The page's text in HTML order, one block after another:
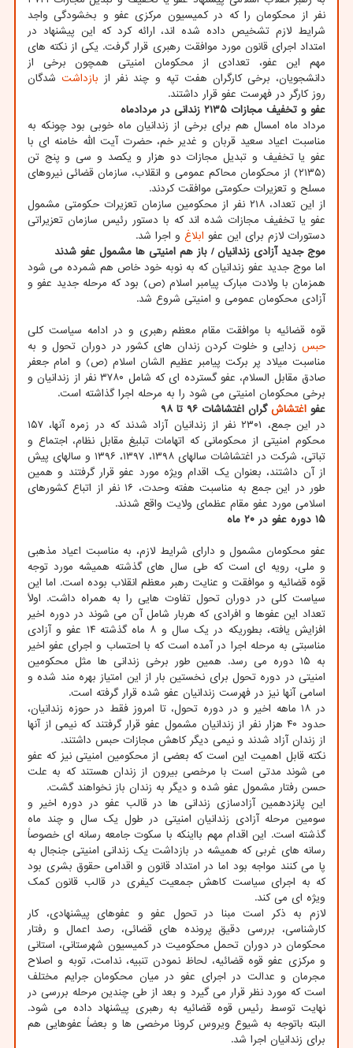
نفر از محکومان را که در کمیسیون مرکزی عفو و بخشودگی واجد
شرایط لازم تشخیص داده شده اند، ارائه کرد که این پیشنهاد در
امتداد اجرای قانون مورد موافقت رهبری قرار گرفت. یکی از نکته های
مهم این عفو، تعدادی از محکومان امنیتی همچون برخی از
دانشجویان، برخی کارگران هفت تپه و چند نفر از بازداشتشدگان
روز کارگر در فهرست عفو قرار داشتند.
عفو و تخفیف مجازات ۲۱۳۵ زندانی در مردادماه
مرداد ماه امسال هم برای برخی از زندانیان ماه خوبی بود چونکه به
مناسبت اعیاد سعید قربان و غدیر خم، حضرت آیت الله خامنه ای با
عفو یا تخفیف و تبدیل مجازات دو هزار و یکصد و سی و پنج تن
(۲۱۳۵) از محکومان محاکم عمومی و انقلاب، سازمان قضائی نیروهای
مسلح و تعزیرات حکومتی موافقت کردند.
از این تعداد، ۲۱۸ نفر از محکومین سازمان تعزیرات حکومتی مشمول
عفو یا تخفیف مجازات شده اند که با دستور رئیس سازمان تعزیراتی
دستورات لازم برای این عفو ابلاغ و اجرا شد.
موج جدید آزادی زندانیان / ‏‏باز هم امنیتی ها مشمول عفو شدند
اما موج جدید عفو زندانیان که به نوبه خود خاص هم شمرده می شود
همزمان با ولادت مبارک پیامبر اسلام (ص) بود که مرحله جدید عفو و
آزادی محکومان عمومی و امنیتی شروع شد.
قوه قضائیه با موافقت مقام معظم رهبری و در ادامه سیاست کلی
حبس زدایی و خلوت کردن زندان های کشور در دوران تحول و به
مناسبت میلاد پر برکت پیامبر عظیم الشان اسلام (ص) و امام جعفر
صادق مقابل السلام، عفو گسترده ای که شامل ۳۷۸۰ نفر از زندانیان و
برخی محکومان امنیتی می شود را به مرحله اجرا گذاشته است.
عفو اغتشاش گران اغتشاشات ۹۶ تا ۹۸
در این جمع، ۲۳۰۱ نفر از زندانیان آزاد شدند که در زمره آنها، ۱۵۷
محکوم امنیتی از محکومانی که اتهامات تبلیغ مقابل نظام، اجتماع و
تباتی، شرکت در اغتشاشات سالهای ۱۳۹۸، ۱۳۹۷، ۱۳۹۶ و سالهای پیش
از آن داشتند، بعنوان یک اقدام ویژه مورد عفو قرار گرفتند و همین
طور در این جمع به مناسبت هفته وحدت، ۱۶ نفر از اتباع کشورهای
اسلامی مورد عفو مقام عظمای ولایت واقع شدند.
۱۵ دوره عفو در ۲۰ ماه
عفو محکومان مشمول و دارای شرایط لازم، به مناسبت اعیاد مذهبی
و ملی، رویه ای است که طی سال های گذشته همیشه مورد توجه
قوه قضائیه و موافقت و عنایت رهبر معظم انقلاب بوده است. اما این
سیاست کلی در دوران تحول تفاوت هایی را به همراه داشت. اولاً
تعداد این عفوها و افرادی که هربار شامل آن می شوند در دوره اخیر
افزایش یافته، بطوریکه در یک سال و ۸ ماه گذشته ۱۴ عفو و آزادی
مناسبتی به مرحله اجرا در آمده است که با احتساب و اجرای عفو اخیر
به ۱۵ دوره می رسد. همین طور برخی زندانی ها مثل محکومین
امنیتی در دوره تحول برای نخستین بار از این امتیاز بهره مند شده و
اسامی آنها نیز در فهرست زندانیان عفو شده قرار گرفته است.
در ۱۸ ماهه اخیر و در دوره تحول، تا امروز فقط در حوزه زندانیان،
حدود ۴۰ هزار نفر از زندانیان مشمول عفو قرار گرفتند که نیمی از آنها
از زندان آزاد شدند و نیمی دیگر کاهش مجازات حبس داشتند.
نکته قابل اهمیت این است که بعضی از محکومین امنیتی نیز که عفو
می شوند مدتی است با مرخصی بیرون از زندان هستند که به علت
حسن رفتار مشمول عفو شده و دیگر به زندان باز نخواهند گشت.
این پانزدهمین آزادسازی زندانی ها در قالب عفو در دوره اخیر و
سومین مرحله آزادی زندانیان امنیتی در طول یک سال و چند ماه
گذشته است. این اقدام مهم بااینکه با سکوت جامعه رسانه ای خصوصاً
رسانه های غربی که همیشه در بازداشت یک زندانی امنیتی جنجال به
پا می کنند مواجه بود اما در امتداد قانون و اقدامی حقوق بشری بود
که به اجرای سیاست کاهش جمعیت کیفری در قالب قانون کمک
ویژه ای می کند.
لازم به ذکر است مبنا در تحول عفو و عفوهای پیشنهادی، کار
کارشناسی، بررسی دقیق پرونده های قضائی، رصد اعمال و رفتار
محکومان در دوران تحمل محکومیت در کمیسیون شهرستانی، استانی
و مرکزی عفو قوه قضائیه، لحاظ نمودن تنبیه، ندامت، توبه و اصلاح
مجرمان و عدالت در اجرای عفو در میان محکومان جرایم مختلف
است که مورد نظر قرار می گیرد و بعد از طی چندین مرحله بررسی در
نهایت توسط رئیس قوه قضائیه به رهبری پیشنهاد داده می شود.
البته باتوجه به شیوع ویروس کرونا مرخصی ها و بعضاً عفوهایی هم
برای زندانیان اجرا شد.